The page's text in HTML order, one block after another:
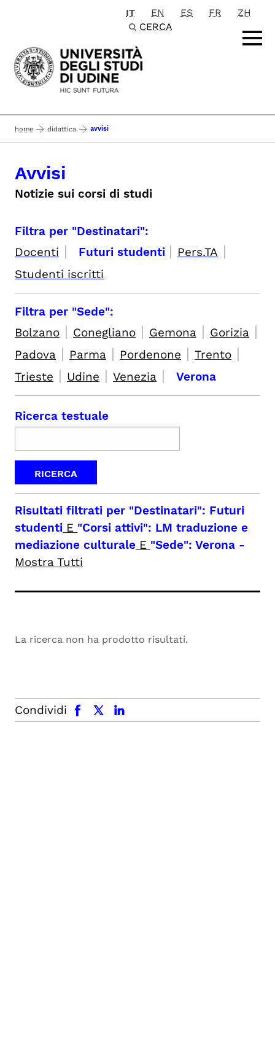
Passa al contenuto principale
IT EN ES FR
ZH
CERCA
home didattica avvisi
Avvisi
Notizie sui corsi di studi
Filtra per "Destinatari":
Docenti | Futuri studenti | Pers.TA |
Studenti iscritti
Filtra per "Sede":
Bolzano | Conegliano | Gemona | Gorizia |
Padova | Parma | Pordenone | Trento |
Trieste | Udine | Venezia | Verona
Ricerca testuale
Risultati filtrati per "Destinatari": Futuri
studenti E "Corsi attivi": LM traduzione e
mediazione culturale E "Sede": Verona -
Mostra Tutti
La ricerca non ha prodotto risultati.
Condividi
facebook x.com linkedin